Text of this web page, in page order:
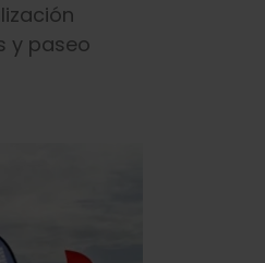
y paseo